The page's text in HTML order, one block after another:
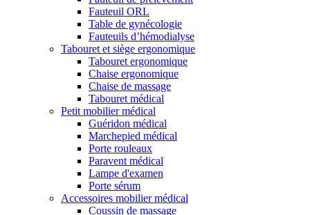
Fauteuil ORL
Table de gynécologie
Fauteuils d’hémodialyse
Tabouret et siège ergonomique
Tabouret ergonomique
Chaise ergonomique
Chaise de massage
Tabouret médical
Petit mobilier médical
Guéridon médical
Marchepied médical
Porte rouleaux
Paravent médical
Lampe d'examen
Porte sérum
Accessoires mobilier médical
Coussin de massage